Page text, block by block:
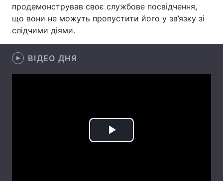
Цікавинки
Екологія
Лонгріди
продемонстрував своє службове посвідчення,
що вони не можуть пропустити його у зв’язку зі
слідчими діями.
ВІДЕО ДНЯ
Play